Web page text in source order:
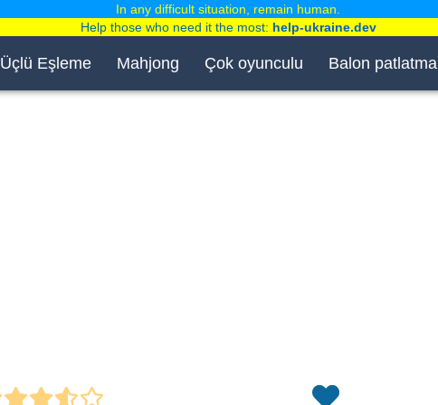
Üçlü Eşleme Mahjong Çok oyunculu Balon patlatma
In any difficult situation, remain human.
Help those who need it the most: help-ukraine.dev